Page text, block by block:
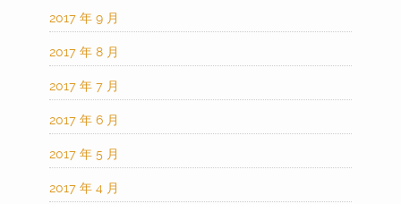
2017 年 9 月
2017 年 8 月
2017 年 7 月
2017 年 6 月
2017 年 5 月
2017 年 4 月